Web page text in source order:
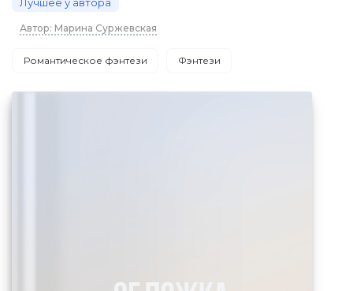
Автор: Марина Суржевская
Романтическое фэнтези Фэнтези